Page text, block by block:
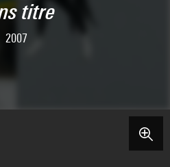
titre
2007